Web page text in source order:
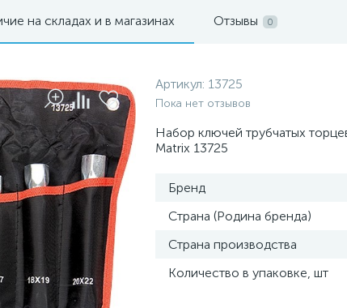
на складах и в магазинах Отзывы 0
Артикул: 13725
Пока нет отзывов
Набор ключей трубчатых
Matrix 13725
Бренд
Страна (Родина бренда)
Страна производства
Количество в упаковке, шт